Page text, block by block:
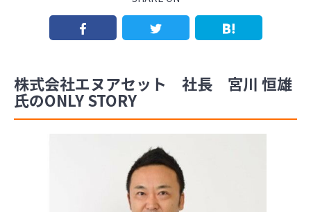
株式会社エヌアセット 社長 宮川 恒雄
氏のONLY STORY